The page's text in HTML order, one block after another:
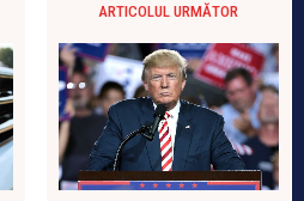
ARTICOLUL URMĂTOR